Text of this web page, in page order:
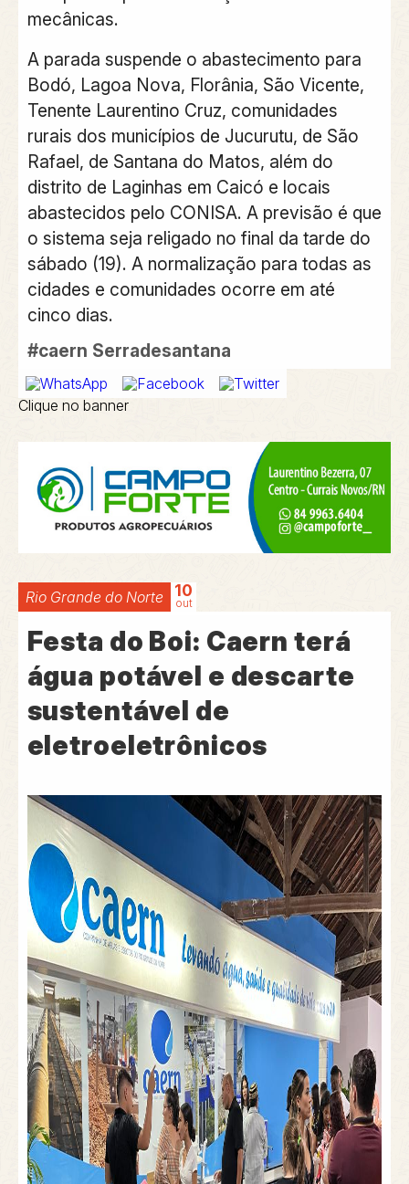
mecânicas.
A parada suspende o abastecimento para
Bodó, Lagoa Nova, Florânia, São Vicente,
Tenente Laurentino Cruz, comunidades
rurais dos municípios de Jucurutu, de São
Rafael, de Santana do Matos, além do
distrito de Laginhas em Caicó e locais
abastecidos pelo CONISA. A previsão é que
o sistema seja religado no final da tarde do
sábado (19). A normalização para todas as
cidades e comunidades ocorre em até
cinco dias.
#caern Serradesantana
Clique no banner
Rio Grande do Norte 10
out
Festa do Boi: Caern terá
água potável e descarte
sustentável de
eletroeletrônicos